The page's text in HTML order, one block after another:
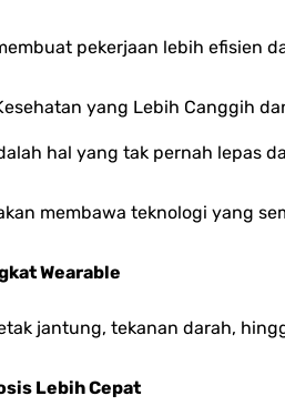
pekerjaan lebih efisien
yang Lebih Canggih
hal yang tak pernah lepas
membawa teknologi yang
Wearable
jantung, tekanan darah,
Lebih Cepat